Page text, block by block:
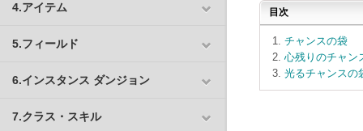
4.アイテム
5.フィールド
6.インスタンス ダンジョン
7.クラス・スキル
目次
チャンスの袋
心残りのチャン
光るチャンスの